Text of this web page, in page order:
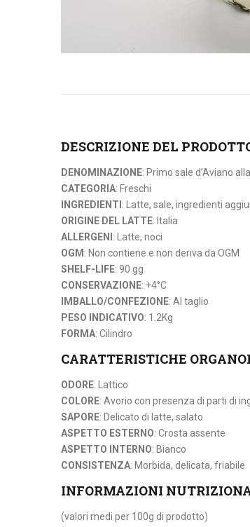
DESCRIZIONE DEL
DENOMINAZIONE: Primo sale d’Aviano
CATEGORIA: Freschi
INGREDIENTI: Latte, sale, ingredienti
ORIGINE DEL LATTE: Italia
ALLERGENI: Latte, noci
OGM: Non contiene e non deriva da OGM
SHELF-LIFE: 90 gg
CONSERVAZIONE: +4°C
IMBALLO/CONFEZIONE: Al taglio
PESO INDICATIVO: 1.2Kg
FORMA: Cilindro
CARATTERISTICHE
ODORE: Lattico
COLORE: Avorio con presenza di parti di
SAPORE: Delicato di latte, salato
ASPETTO ESTERNO: Crosta assente
ASPETTO INTERNO: Bianco
CONSISTENZA: Morbida, delicata, friabile
INFORMAZIONI
(valori medi per 100g di prodotto)